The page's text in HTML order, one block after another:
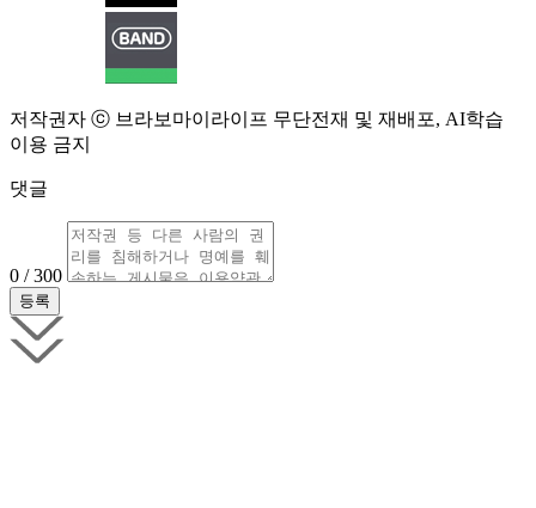
저작권자 ⓒ 브라보마이라이프 무단전재 및 재배포, AI학습
이용 금지
댓글
0 / 300